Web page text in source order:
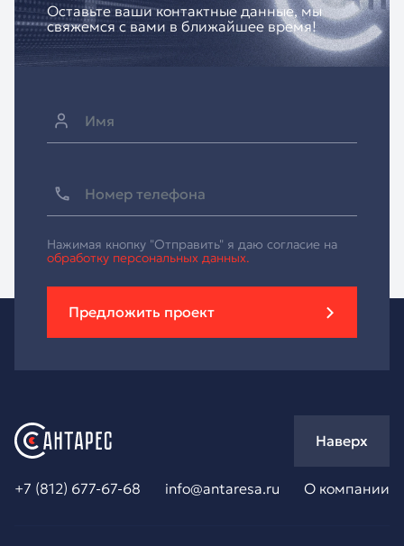
Оставьте ваши контактные данные, мы
свяжемся с вами в ближайшее время!
Нажимая кнопку "Отправить" я даю согласие на
обработку персональных данных.
Предложить проект
+7 (812) 677-67-68 info@antaresa.ru О компании
Наверх